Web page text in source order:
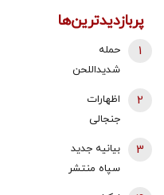
پربازدیدترین‌ها
حمله
شدیداللحن
کسانی دنبال
برندسازی از
خود با
1
اظهارات
جنجالی
غزه هند و چین
2
بیانیه جدید
سپاه منتشر
3